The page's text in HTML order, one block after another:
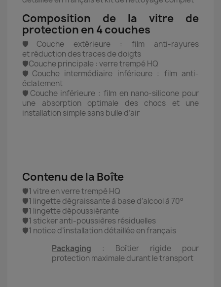
Composition de la vitre de
protection en 4 couches
🛡️Couche extérieure : film anti-rayures
et réduction des traces de doigts
🛡️Couche principale : verre trempé HQ
🛡️Couche intermédiaire inférieure : film anti-
éclatement
🛡️Couche inférieure : film en nano-silicone pour
une absorption optimale des chocs et une
installation simple sans bulle d’air
Contenu de la Boîte
🛡️1 vitre en verre trempé HQ
🛡️1 lingette dégraissante à base d’alcool à 70°
🛡️1 lingette dépoussiérante
🛡️1 sticker anti-poussières résiduelles
🛡️1 notice d’installation détaillée en français
Packaging : Boîtier rigide pour
protection maximale durant le transport